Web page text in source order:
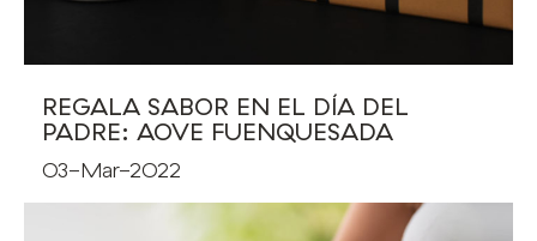
REGALA SABOR EN EL DÍA DEL
PADRE: AOVE FUENQUESADA
03-Mar-2022